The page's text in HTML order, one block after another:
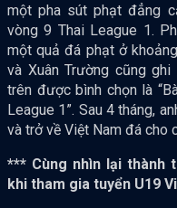
một pha sút phạt đẳng
vòng 9 Thai League 1.
một quả đá phạt ở
và Xuân Trường cũng
trên được bình chọn là
League 1”. Sau 4 tháng,
và trở về Việt Nam đá cho
*** Cùng nhìn lại thành
khi tham gia tuyển U19